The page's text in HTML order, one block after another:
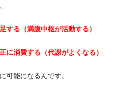
する（満腹中枢が活動する）
に消費する（代謝がよくなる）
可能になるんです。